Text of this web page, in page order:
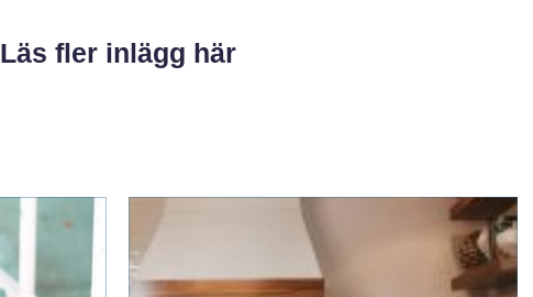
Läs fler inlägg här